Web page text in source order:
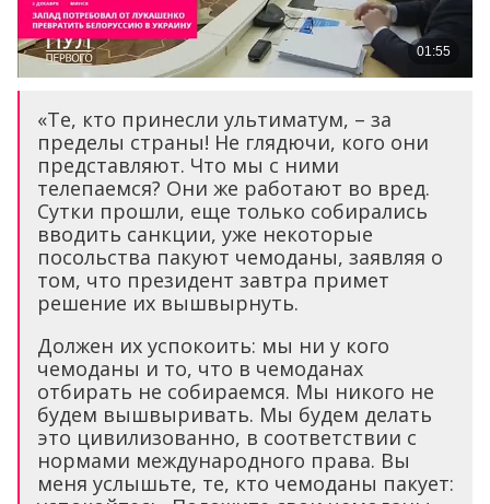
«Те, кто принесли ультиматум, – за
пределы страны! Не глядючи, кого они
представляют. Что мы с ними
телепаемся? Они же работают во вред.
Сутки прошли, еще только собирались
вводить санкции, уже некоторые
посольства пакуют чемоданы, заявляя о
том, что президент завтра примет
решение их вышвырнуть.
Должен их успокоить: мы ни у кого
чемоданы и то, что в чемоданах
отбирать не собираемся. Мы никого не
будем вышвыривать. Мы будем делать
это цивилизованно, в соответствии с
нормами международного права. Вы
меня услышьте, те, кто чемоданы пакует: